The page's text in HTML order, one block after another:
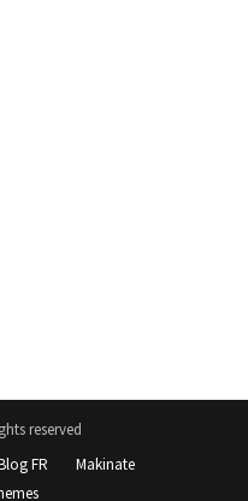
reserved
FR
Makinate